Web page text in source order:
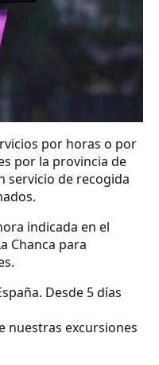
por horas o por
por la provincia de
servicio de recogida
indicada en el
Chanca para
Desde 5 días
nuestras excursiones